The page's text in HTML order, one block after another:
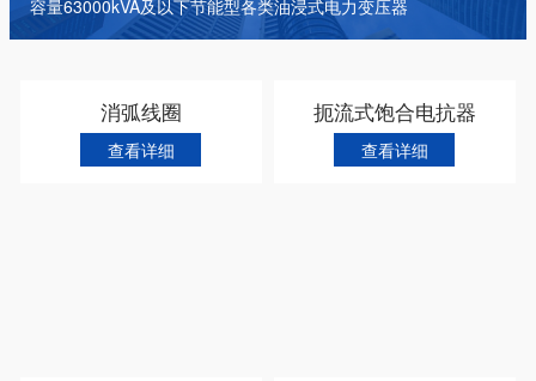
容量63000kVA及以下节能型各类油浸式电力变压器
消弧线圈
查看详细
扼流式饱合电抗器
查看详细